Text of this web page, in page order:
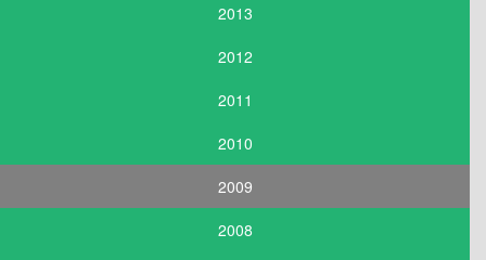
2013
2012
2011
2010
2009
2008